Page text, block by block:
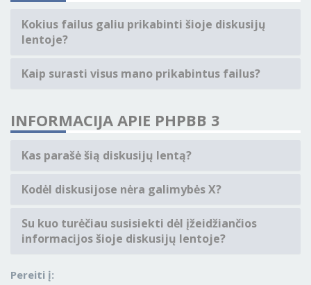
Kokius failus galiu prikabinti šioje diskusijų
lentoje?
Kaip surasti visus mano prikabintus failus?
INFORMACIJA APIE PHPBB 3
Kas parašė šią diskusijų lentą?
Kodėl diskusijose nėra galimybės X?
Su kuo turėčiau susisiekti dėl įžeidžiančios
informacijos šioje diskusijų lentoje?
Pereiti į: